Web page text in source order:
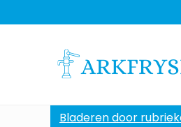
Bladeren door